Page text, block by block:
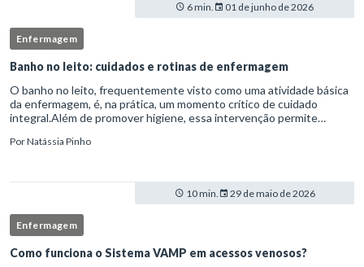
6 min. 01 de junho de 2026
Enfermagem
Banho no leito: cuidados e rotinas de enfermagem
O banho no leito, frequentemente visto como uma atividade básica
da enfermagem, é, na prática, um momento crítico de cuidado
integral.Além de promover higiene, essa intervenção permite
PorNatássia Pinho
10 min. 29 de maio de 2026
Enfermagem
Como funciona o Sistema VAMP em acessos venosos?